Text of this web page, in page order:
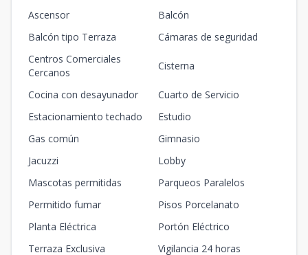
160.32
m2
m2
3
Ascensor
Balcón
Balcón tipo Terraza
Cámaras de seguridad
Centros Comerciales
Cercanos
Cisterna
Cocina con desayunador
Cuarto de Servicio
Estacionamiento techado
Estudio
Gas común
Gimnasio
Jacuzzi
Lobby
Mascotas permitidas
Parqueos Paralelos
Permitido fumar
Pisos Porcelanato
Planta Eléctrica
Portón Eléctrico
Terraza Exclusiva
Vigilancia 24 horas